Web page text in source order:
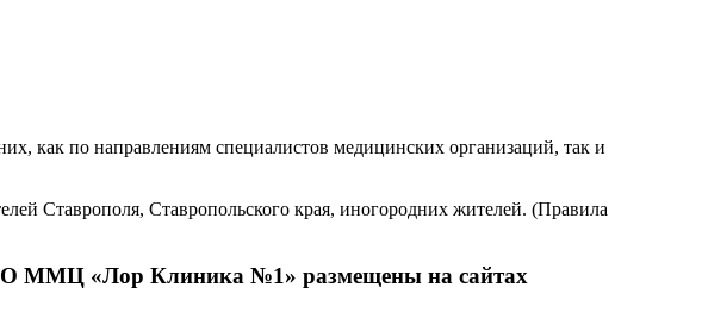
как по направлениям специалистов медицинских организаций, так и
Ставрополя, Ставропольского края, иногородних жителей. (Правила
ММЦ «Лор Клиника №1» размещены на сайтах